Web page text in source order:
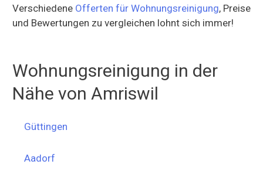
Verschiedene Offerten für Wohnungsreinigung, Preise
und Bewertungen zu vergleichen lohnt sich immer!
Wohnungsreinigung in der
Nähe von Amriswil
Güttingen
Aadorf